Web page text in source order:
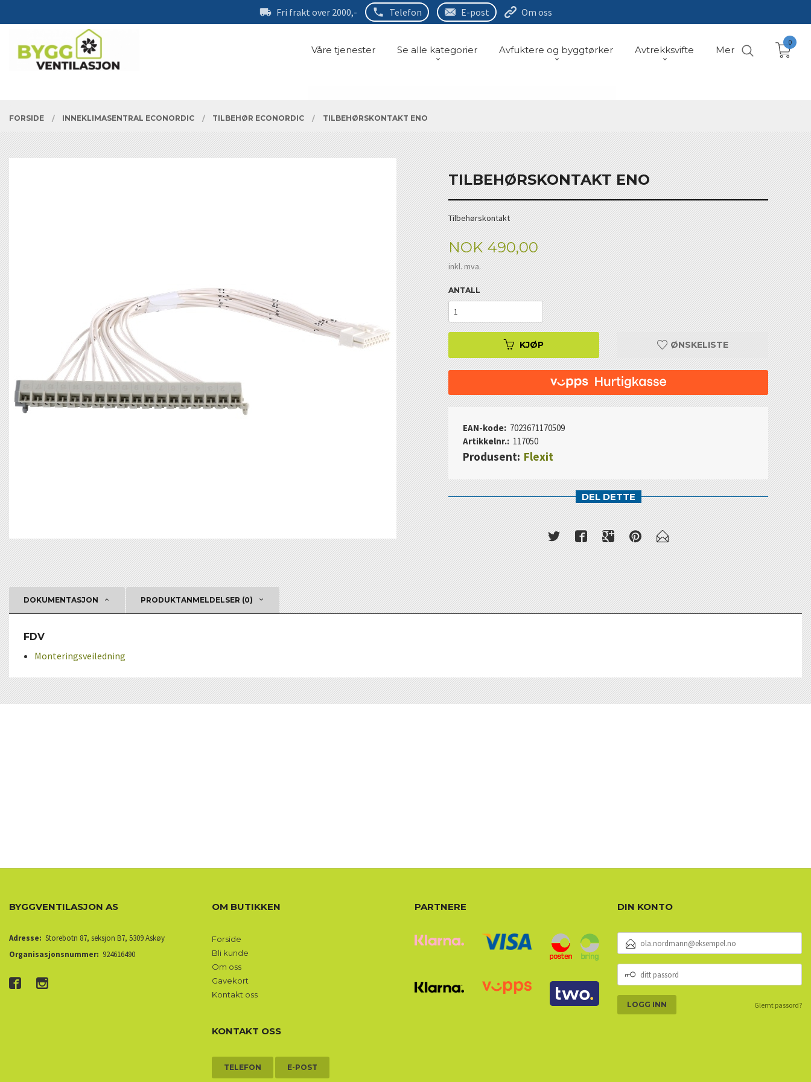
til
Fri frakt over 2000,- Telefon E-post Om oss
PRODUKTER
Våre tjenester Se alle kategorier Avfuktere og byggtørker Avtrekksvifte Mer
0
FORSIDE INNEKLIMASENTRAL ECONORDIC TILBEHØR ECONORDIC TILBEHØRSKONTAKT ENO
TILBEHØRSKONTAKT ENO
Tilbehørskontakt
Pris
NOK 490,00
inkl. mva.
ANTALL
KJØP ØNSKELISTE
EAN-kode: 7023671170509
Artikkelnr.: 117050
Produsent: Flexit
DEL DETTE
DOKUMENTASJON PRODUKTANMELDELSER (0)
FDV
Monteringsveiledning
BYGGVENTILASJON AS
Adresse: Storebotn 87, seksjon B7, 5309 Askøy
Organisasjonsnummer: 924616490
OM BUTIKKEN
Forside
Bli kunde
Om oss
Gavekort
Kontakt oss
KONTAKT OSS
TELEFON E-POST
PARTNERE DIN KONTO
POSTADRESSE
PASSORD
Glemt passord?